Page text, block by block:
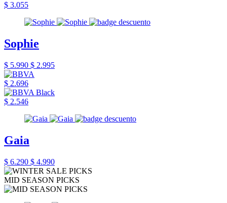
$ 3.055
Sophie
$ 5.990 $ 2.995
$ 2.696
$ 2.546
Gaia
$ 6.290 $ 4.990
MID SEASON PICKS